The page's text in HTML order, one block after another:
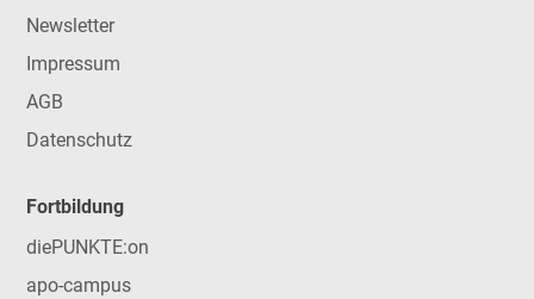
Newsletter
Impressum
AGB
Datenschutz
Fortbildung
diePUNKTE:on
apo-campus